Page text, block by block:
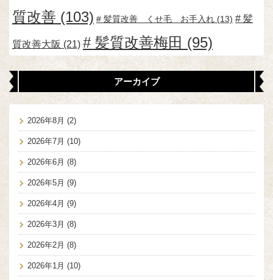
質改善 (103) 髪質改善 くせ毛 お手入れ (13) 髪
質改善大阪 (21) 髪質改善梅田 (95)
アーカイブ
2026年8月 (2)
2026年7月 (10)
2026年6月 (8)
2026年5月 (9)
2026年4月 (9)
2026年3月 (8)
2026年2月 (8)
2026年1月 (10)